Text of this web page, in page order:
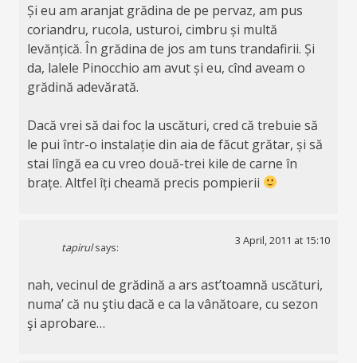
Și eu am aranjat grădina de pe pervaz, am pus
coriandru, rucola, usturoi, cimbru și multă
levănțică. În grădina de jos am tuns trandafirii. Și
da, lalele Pinocchio am avut și eu, cînd aveam o
grădină adevărată.
Dacă vrei să dai foc la uscături, cred că trebuie să
le pui într-o instalație din aia de făcut grătar, și să
stai lîngă ea cu vreo două-trei kile de carne în
brațe. Altfel îți cheamă precis pompierii
tapirul says:
3 April, 2011 at 15:10
nah, vecinul de grădină a ars ast’toamnă uscături,
numa’ că nu ştiu dacă e ca la vânătoare, cu sezon
şi aprobare…